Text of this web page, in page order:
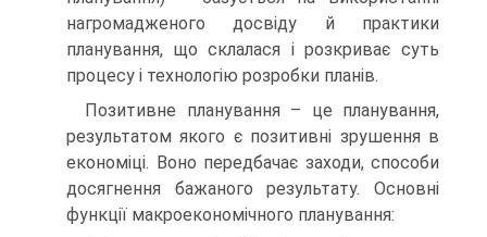
нагромадженого досвіду й практики
планування, що склалася і розкриває суть
процесу і технологію розробки планів.
Позитивне планування – це планування,
результатом якого є позитивні зрушення в
економіці. Воно передбачає заходи, способи
досягнення бажаного результату. Основні
функції макроекономічного планування: